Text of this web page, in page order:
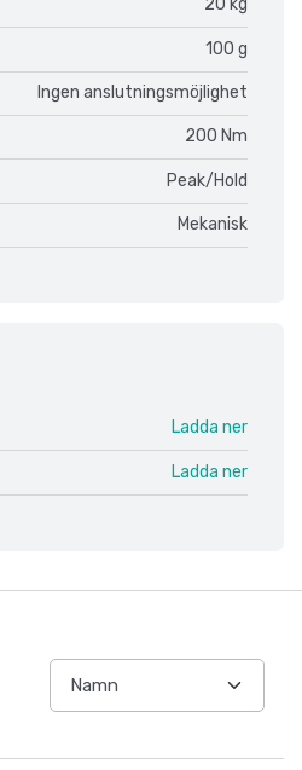
20 kg
100 g
Ingen anslutningsmöjlighet
200 Nm
Peak/Hold
Mekanisk
Ladda ner
Ladda ner